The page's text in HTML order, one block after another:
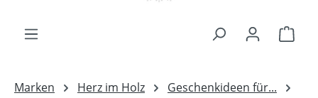
Marken Herz im Holz
Geschenkideen für...